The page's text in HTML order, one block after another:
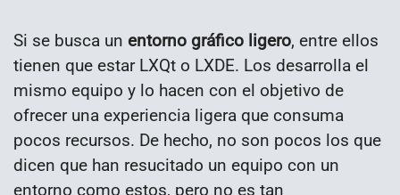
Si se busca un entorno gráfico ligero, entre ellos
tienen que estar LXQt o LXDE. Los desarrolla el
mismo equipo y lo hacen con el objetivo de
ofrecer una experiencia ligera que consuma
pocos recursos. De hecho, no son pocos los que
dicen que han resucitado un equipo con un
entorno como estos, pero no es tan